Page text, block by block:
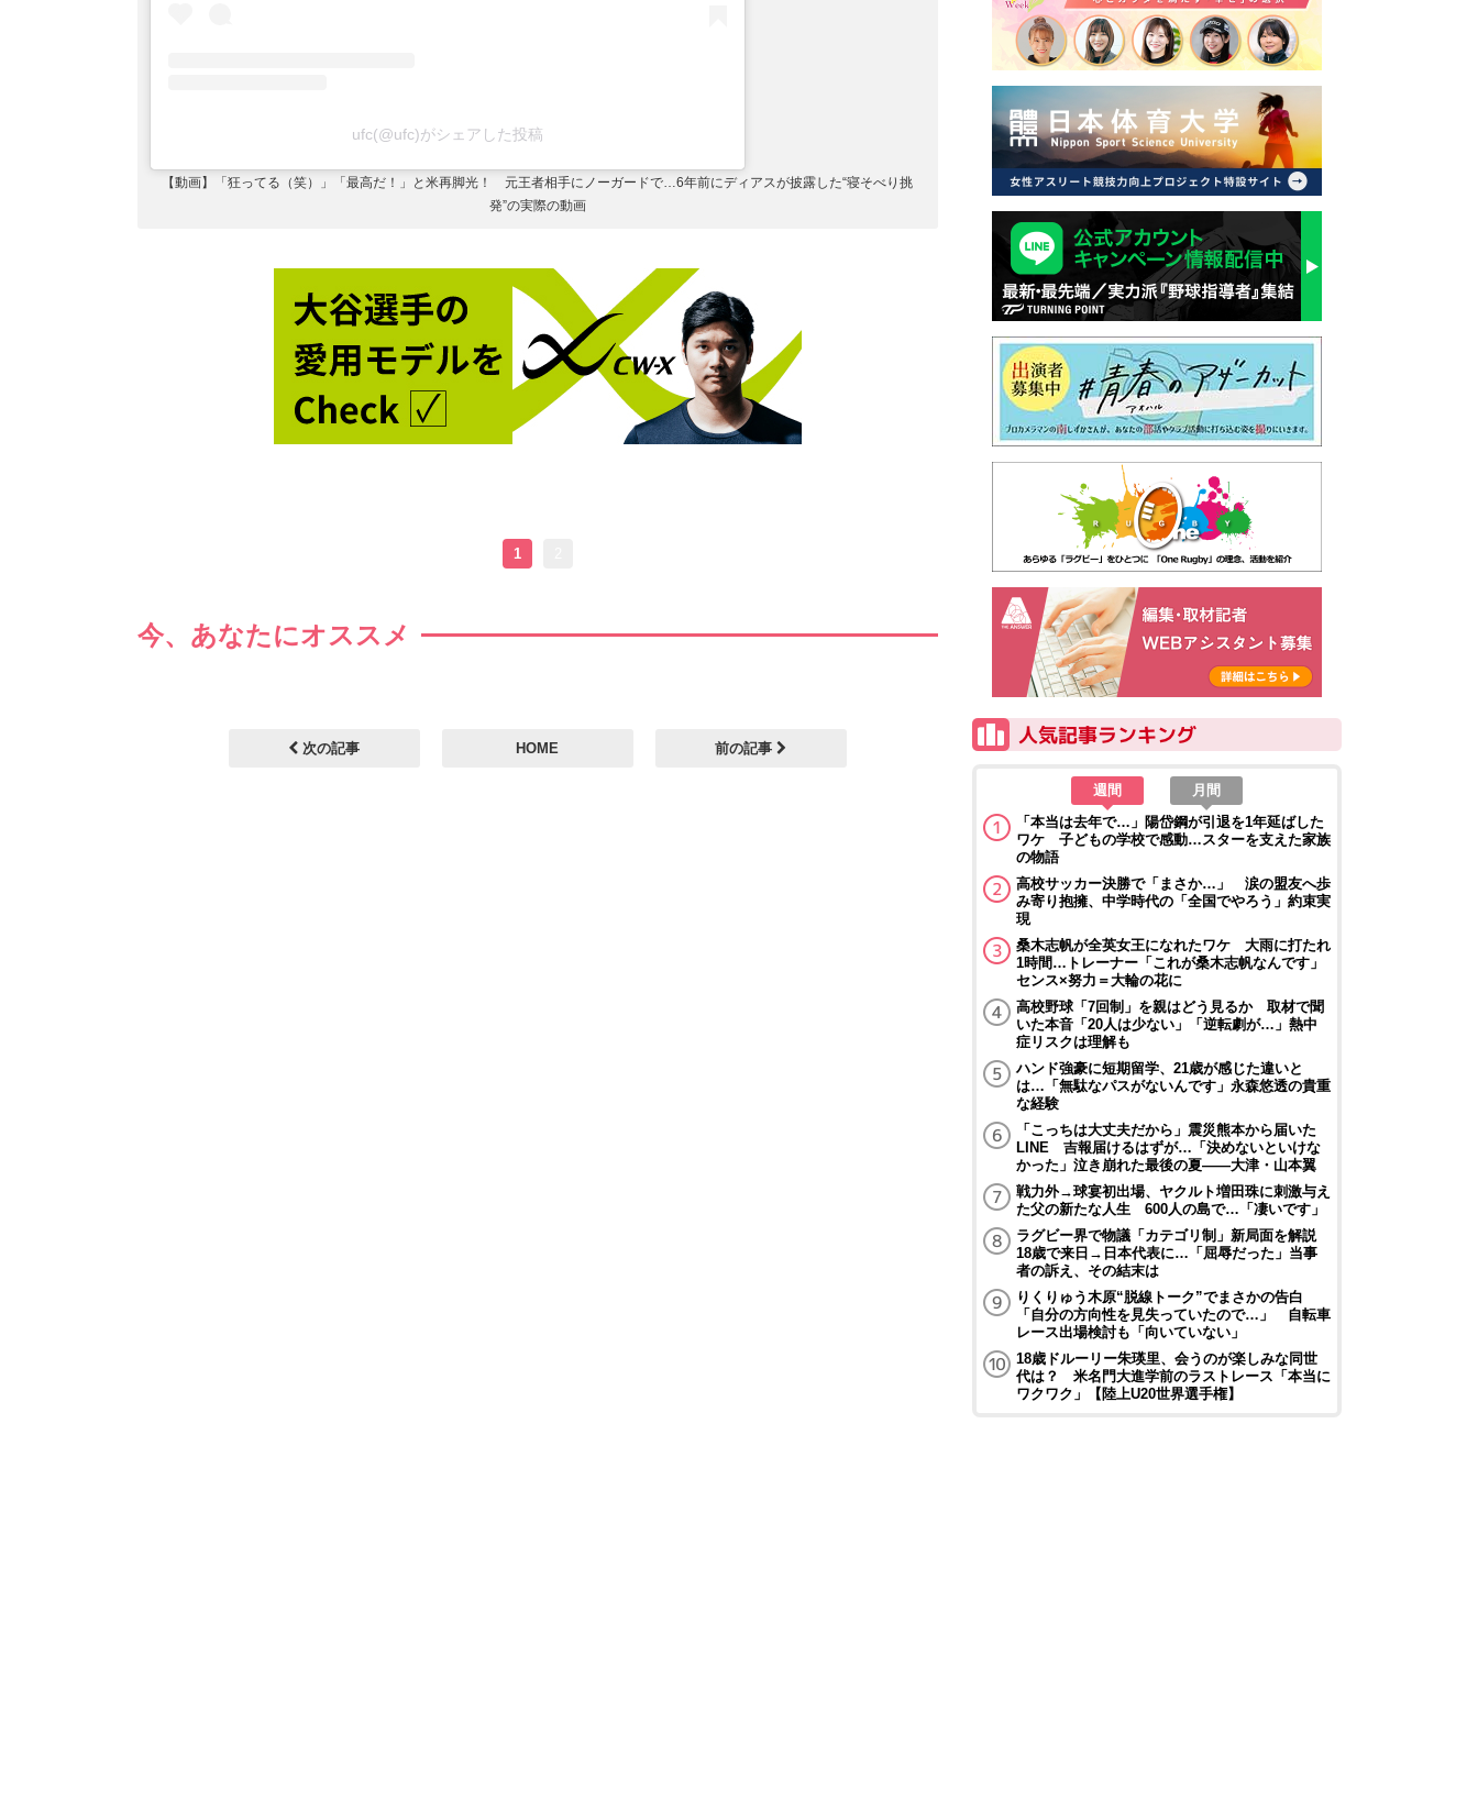
ufc(@ufc)がシェアした投稿
【動画】「狂ってる（笑）」「最高だ！」と米再脚光！ 元王者相手にノーガードで…6年前にディアスが披露した“寝そべり挑
発”の実際の動画
1
今、あなたにオススメ
次の記事 HOME 前の記事
週間
月間
「本当は去年で…」陽岱鋼が引退を1年延ばした
ワケ 子どもの学校で感動…スターを支えた家族
の物語
高校サッカー決勝で「まさか…」 涙の盟友へ歩
み寄り抱擁、中学時代の「全国でやろう」約束実
現
桑木志帆が全英女王になれたワケ 大雨に打たれ
1時間…トレーナー「これが桑木志帆なんです」
センス×努力＝大輪の花に
高校野球「7回制」を親はどう見るか 取材で聞
いた本音「20人は少ない」「逆転劇が…」熱中
症リスクは理解も
ハンド強豪に短期留学、21歳が感じた違いと
は…「無駄なパスがないんです」永森悠透の貴重
な経験
「こっちは大丈夫だから」震災熊本から届いた
LINE 吉報届けるはずが…「決めないといけな
かった」泣き崩れた最後の夏――大津・山本翼
戦力外→球宴初出場、ヤクルト増田珠に刺激与え
た父の新たな人生 600人の島で…「凄いです」
ラグビー界で物議「カテゴリ制」新局面を解説
18歳で来日→日本代表に…「屈辱だった」当事
者の訴え、その結末は
りくりゅう木原“脱線トーク”でまさかの告白
「自分の方向性を見失っていたので…」 自転車
レース出場検討も「向いていない」
18歳ドルーリー朱瑛里、会うのが楽しみな同世
代は？ 米名門大進学前のラストレース「本当に
ワクワク」【陸上U20世界選手権】